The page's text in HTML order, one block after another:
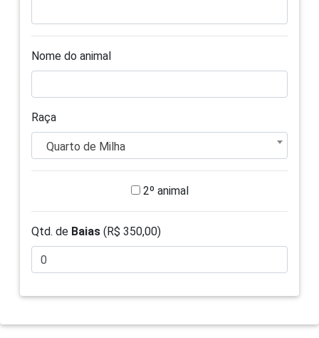
Nome do animal
Raça
Quarto de Milha
2º animal
Qtd. de Baias (R$ 350,00)